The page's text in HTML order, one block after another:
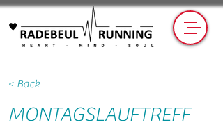
< Back
MONTAGSLAUFTREFF